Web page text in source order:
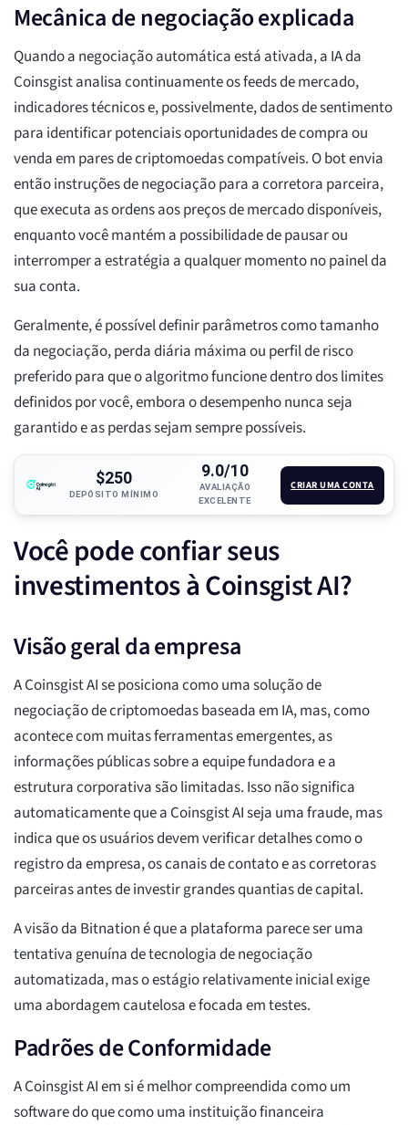
Mecânica de negociação explicada
Quando a negociação automática está ativada, a IA da
Coinsgist analisa continuamente os feeds de mercado,
indicadores técnicos e, possivelmente, dados de sentimento
para identificar potenciais oportunidades de compra ou
venda em pares de criptomoedas compatíveis. O bot envia
então instruções de negociação para a corretora parceira,
que executa as ordens aos preços de mercado disponíveis,
enquanto você mantém a possibilidade de pausar ou
interromper a estratégia a qualquer momento no painel da
sua conta.
Geralmente, é possível definir parâmetros como tamanho
da negociação, perda diária máxima ou perfil de risco
preferido para que o algoritmo funcione dentro dos limites
definidos por você, embora o desempenho nunca seja
garantido e as perdas sejam sempre possíveis.
$250
DEPÓSITO MÍNIMO
9.0/10
AVALIAÇÃO
EXCELENTE
CRIAR UMA CONTA
Você pode confiar seus
investimentos à Coinsgist AI?
Visão geral da empresa
A Coinsgist AI se posiciona como uma solução de
negociação de criptomoedas baseada em IA, mas, como
acontece com muitas ferramentas emergentes, as
informações públicas sobre a equipe fundadora e a
estrutura corporativa são limitadas. Isso não significa
automaticamente que a Coinsgist AI seja uma fraude, mas
indica que os usuários devem verificar detalhes como o
registro da empresa, os canais de contato e as corretoras
parceiras antes de investir grandes quantias de capital.
A visão da Bitnation é que a plataforma parece ser uma
tentativa genuína de tecnologia de negociação
automatizada, mas o estágio relativamente inicial exige
uma abordagem cautelosa e focada em testes.
Padrões de Conformidade
A Coinsgist AI em si é melhor compreendida como um
software do que como uma instituição financeira